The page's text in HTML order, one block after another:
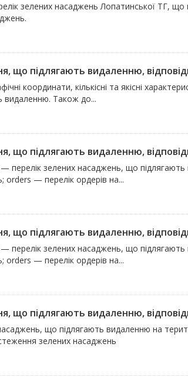
зелених насаджень Лопатинської ТГ,
що підлягають видаленню,
координати, кількісні та якісні
видаленню. Також до...
що підлягають видаленню,
перелік зелених насаджень, що підлягають
— перелік ордерів на...
що підлягають видаленню,
перелік зелених насаджень, що підлягають
— перелік ордерів на...
що підлягають видаленню,
що підлягають видаленню на
зелених насаджень